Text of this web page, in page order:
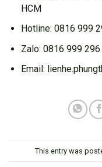
HCM
Hotline: 0816 999
Zalo: 0816 999 296
Email:
This entry was